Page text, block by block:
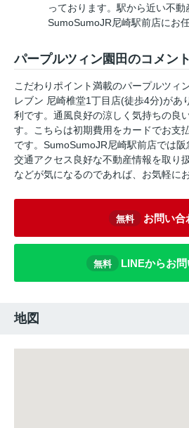
っております。駅から近い不動
SumoSumoJR尼崎駅前店にお
パープルツィン園田のコメン
こだわりポイント満載のパープルツィ
レブン 尼崎椎堂1丁目店(徒歩4分)があ
利です。通風良好の涼しく気持ちの良
す。こちらは初期費用をカードでお支
です。SumoSumoJR尼崎駅前店では阪
交通アクセス良好な不動産情報を取り
などが気になるのであれば、お気軽に
無料 お問い合
無料 LINEからお
地図